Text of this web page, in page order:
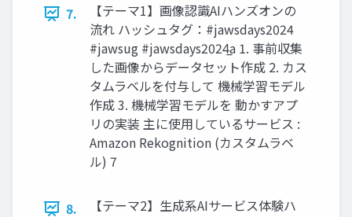
7.
【テーマ1】画像認識AIハンズオンの
流れ ハッシュタグ：#jawsdays2024
#jawsug #jawsdays2024̲a 1. 事前収集
した画像からデータセット作成 2. カス
タムラベルを付与して 機械学習モデル
作成 3. 機械学習モデルを 動かすアプ
リの実装 主に使用しているサービス :
Amazon Rekognition (カスタムラベ
ル) 7
8.
【テーマ2】生成系AIサービス体験ハ